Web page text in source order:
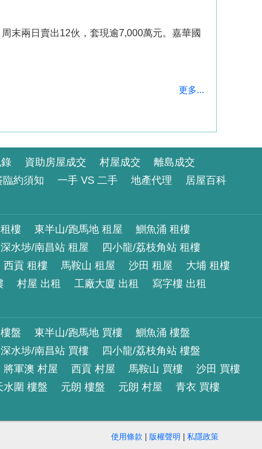
末兩日賣出12伙，套現逾7,000萬元。嘉華國
更多...
資助房屋成交 村屋成交
離島成交
臨約須知 一手 VS 二手 地產代理
居屋百科
樓 東半山/跑馬地 租屋
鰂魚涌 租樓
深水埗/南昌站 租屋
四小龍/荔枝角站 租樓
西貢 租樓 馬鞍山 租屋 沙田 租屋
大埔 租樓
村屋 出租 工廠大廈 出租
寫字樓 出租
盤 東半山/跑馬地 買樓
鰂魚涌 樓盤
深水埗/南昌站 買樓
四小龍/荔枝角站 樓盤
將軍澳 村屋 西貢 村屋 馬鞍山 買樓
沙田 買樓
水圍 樓盤 元朗 樓盤 元朗 村屋
青衣 買樓
使用條款 | 版權聲明 | 私隱政策